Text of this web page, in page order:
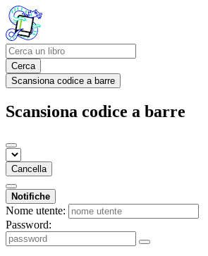
Cerca
Scansiona codice a barre
Scansiona codice a barre
Cancella
Notifiche
Nome utente:
Password: